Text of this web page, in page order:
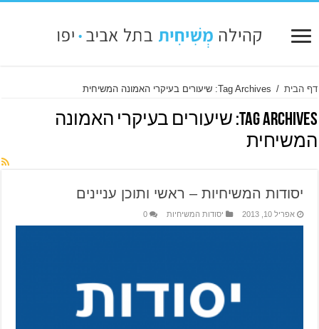
דף הבית / Tag Archives: שיעורים בעיקרי האמונה המשיחית
Tag Archives: שיעורים בעיקרי האמונה
המשיחית
יסודות המשיחיות – ראשי ותוכן עניינים
אפריל 10, 2013 יסודות המשיחיות 0